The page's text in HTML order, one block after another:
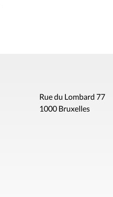
Rue du Lombard 77
1000 Bruxelles